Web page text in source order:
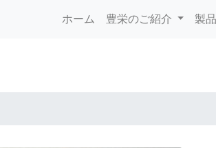
ホーム 豊栄のご紹介 製